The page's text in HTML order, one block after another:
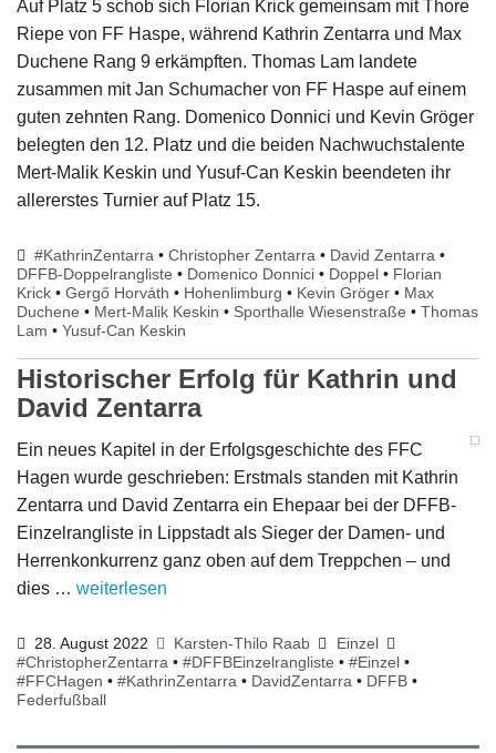
Auf Platz 5 schob sich Florian Krick gemeinsam mit Thore
Riepe von FF Haspe, während Kathrin Zentarra und Max
Duchene Rang 9 erkämpften. Thomas Lam landete
zusammen mit Jan Schumacher von FF Haspe auf einem
guten zehnten Rang. Domenico Donnici und Kevin Gröger
belegten den 12. Platz und die beiden Nachwuchstalente
Mert-Malik Keskin und Yusuf-Can Keskin beendeten ihr
allererstes Turnier auf Platz 15.
#KathrinZentarra •Christopher Zentarra • David Zentarra •
DFFB-Doppelrangliste • Domenico Donnici • Doppel • Florian
Krick • Gergő Horváth • Hohenlimburg • Kevin Gröger • Max
Duchene • Mert-Malik Keskin • Sporthalle Wiesenstraße • Thomas
Lam • Yusuf-Can Keskin
Historischer Erfolg für Kathrin und
David Zentarra
Ein neues Kapitel in der Erfolgsgeschichte des FFC
Hagen wurde geschrieben: Erstmals standen mit Kathrin
Zentarra und David Zentarra ein Ehepaar bei der DFFB-
Einzelrangliste in Lippstadt als Sieger der Damen- und
Herrenkonkurrenz ganz oben auf dem Treppchen – und
dies … weiterlesen
28. August 2022 Karsten-Thilo Raab
Einzel
#ChristopherZentarra • #DFFBEinzelrangliste • #Einzel •
#FFCHagen • #KathrinZentarra • DavidZentarra • DFFB •
Federfußball